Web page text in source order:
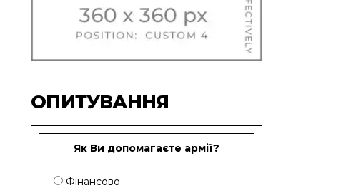
ОПИТУВАННЯ
Як Ви допомагаєте армії?
Фінансово